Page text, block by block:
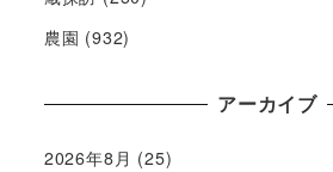
農園 (932)
アーカイブ
2026年8月 (25)